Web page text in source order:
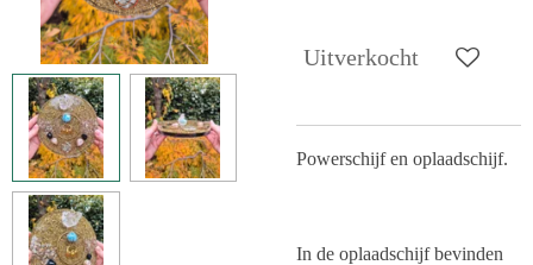
Uitverkocht
Powerschijf en oplaadschijf.
In de oplaadschijf bevinden